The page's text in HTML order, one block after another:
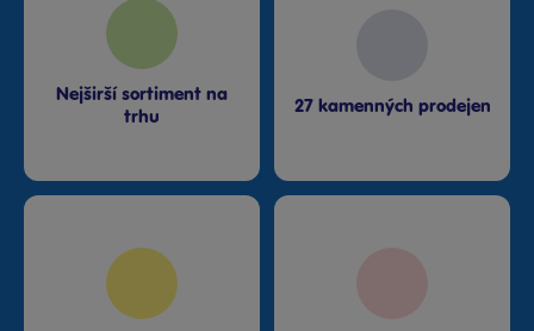
Nejširší sortiment na
trhu
27 kamenných prodejen